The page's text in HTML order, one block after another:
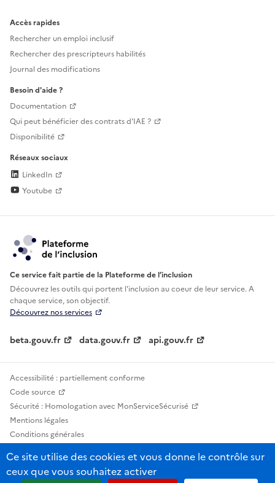
Accès rapides
Rechercher un emploi inclusif
Rechercher des prescripteurs habilités
Journal des modifications
Besoin d'aide ?
Documentation
Qui peut bénéficier des contrats d'IAE ?
Disponibilité
Réseaux sociaux
LinkedIn
Youtube
Ce service fait partie de la Plateforme de l’inclusion
Découvrez les outils qui portent l'inclusion aucoeur de leur service. A
chaque service, son objectif.
Découvrez nos services
beta.gouv.fr data.gouv.fr api.gouv.fr
Accessibilité : partiellement conforme
Code source
Sécurité : Homologation avec MonServiceSécurisé
Mentions légales
Conditions générales
Statistiques, lexiques et indicateurs
Sauf mention contraire, tous les contenus de ce site sont sous licence
Ce site utilise des cookies et vous donne le contrôle sur
ceux que vous souhaitez activer